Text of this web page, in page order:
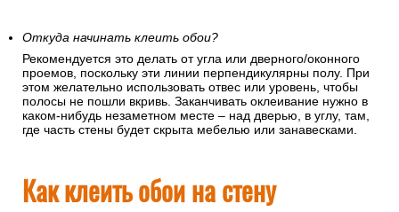
Откуда начинать клеить обои?
Рекомендуется это делать от угла или дверного/оконного
проемов, поскольку эти линии перпендикулярны полу. При
этом желательно использовать отвес или уровень, чтобы
полосы не пошли вкривь. Заканчивать оклеивание нужно в
каком-нибудь незаметном месте – над дверью, в углу, там,
где часть стены будет скрыта мебелью или занавесками.
Как клеить обои на стену